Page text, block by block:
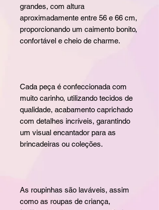
grandes, com altura
aproximadamente entre 56 e 66 cm,
proporcionando um caimento bonito,
confortável e cheio de charme.
Cada peça é confeccionada com
muito carinho, utilizando tecidos de
qualidade, acabamento caprichado
com detalhes incríveis, garantindo
um visual encantador para as
brincadeiras ou coleções.
As roupinhas são laváveis, assim
como as roupas de criança,